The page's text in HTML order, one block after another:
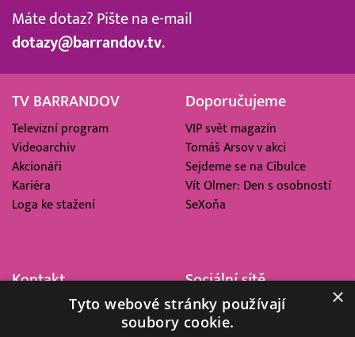
Máte dotaz? Pište na e-mail
dotazy@barrandov.tv.
TV BARRANDOV
Televizní program
Videoarchiv
Akcionáři
Kariéra
Loga ke stažení
Doporučujeme
VIP svět magazín
Tomáš Arsov v akci
Sejdeme se na Cibulce
Vít Olmer: Den s osobností
SeXoňa
Kontakt
Barrandov Televizní Studio,
Sociální sítě
×
Tyto webové stránky používají
soubory cookie.